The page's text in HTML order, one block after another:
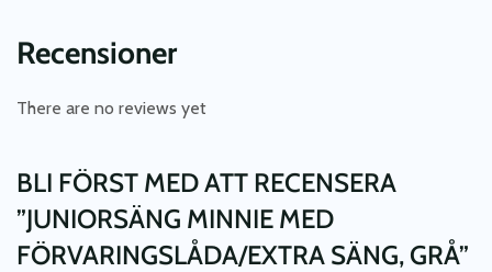
Recensioner
There are no reviews yet
BLI FÖRST MED ATT RECENSERA
”JUNIORSÄNG MINNIE MED
FÖRVARINGSLÅDA/EXTRA SÄNG, GRÅ”